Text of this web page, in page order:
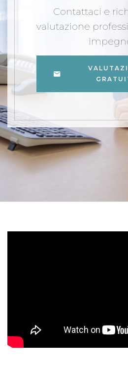
Contattaci e
valutazione